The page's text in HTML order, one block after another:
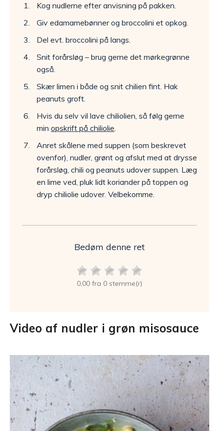
Kog nudlerne efter anvisning på pakken.
Giv edamamebønner og broccolini et opkog.
Del evt. broccolini på langs.
Snit forårsløg – brug gerne det mørkegrønne
også.
Skær limen i både og snit chilien fint. Hak
peanuts groft.
Hvis du selv vil lave chiliolien, så følg gerne
min opskrift på chiliolie.
Anret skålene med suppen (som beskrevet
ovenfor), nudler, grønt og afslut med at drysse
forårsløg, chili og peanuts udover suppen. Læg
en lime ved, pluk lidt koriander på toppen og
dryp chiliolie udover. Velbekomme.
Bedøm denne ret
0,00 fra 0 stemme(r)
Video af nudler i grøn misosauce